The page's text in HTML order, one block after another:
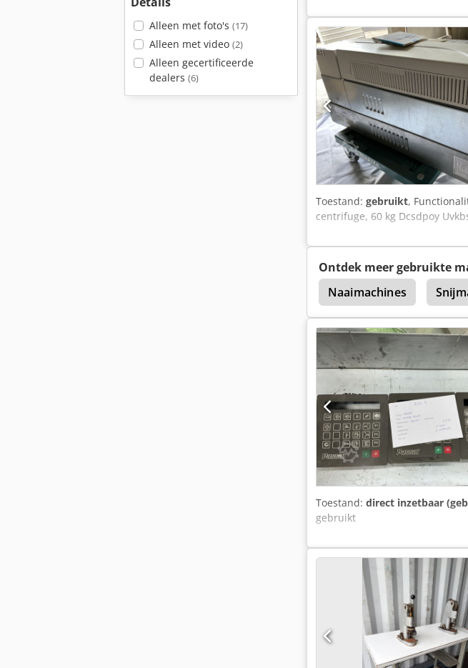
Alleen met foto's (17)
Alleen met video (2)
Alleen gecertificeerde
dealers (6)
of verkleuringen) kan
harte welkom om het
afspraak! Zeevaste
kunt u uiteraard persoonlijk
Toestand: gebruikt,
centrifuge, 60 kg Dcsdpoy
Ontdek meer gebruikte
Naaimachines
Toestand: direct inzetbaar
gebruikt